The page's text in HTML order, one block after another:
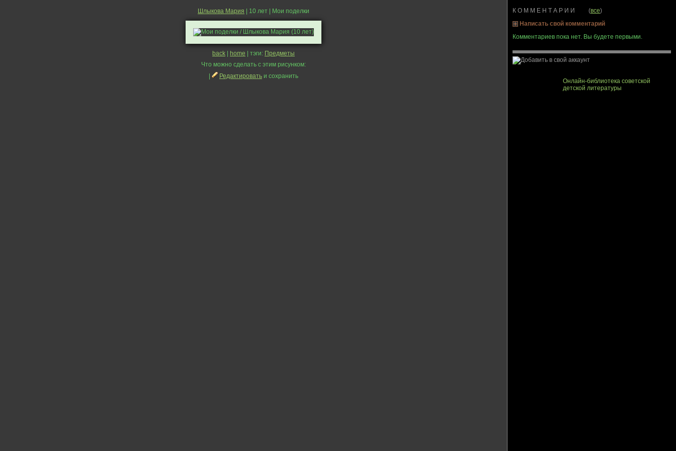
Шлыкова Мария | 10 лет | Мои поделки
back home | тэги: Предметы
Что можно сделать с этим рисунком:
Редактировать и сохранить
К О М М Е Н Т А Р И И (все)
Написать свой комментарий
Комментариев пока нет. Вы будете первыми.
Онлайн-библиотека советской
детской литературы